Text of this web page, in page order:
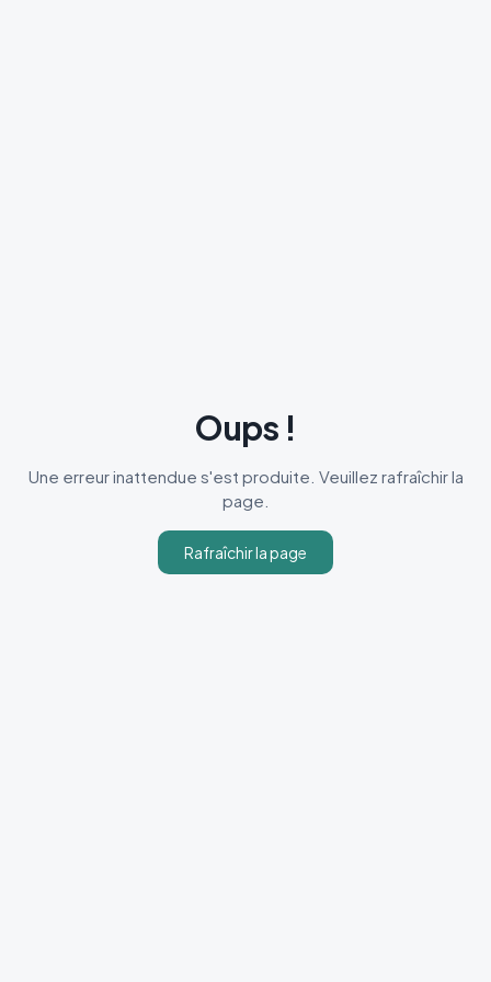
Oups !
Une erreur inattendue s'est produite. Veuillez rafraîchir la
page.
Rafraîchir la page